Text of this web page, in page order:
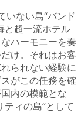
いない島“バンド
と超一流ホテル
ハーモニーを奏
け。それはお客
られない経験に
がこの任務を確
内の模範とな
ティの島”として